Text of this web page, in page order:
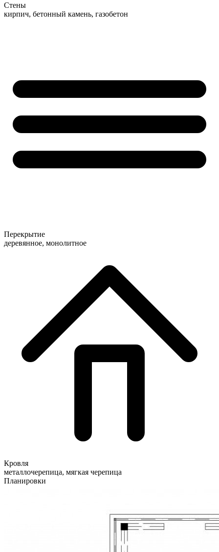
Стены
кирпич, бетонный камень, газобетон
Перекрытие
деревянное, монолитное
Кровля
металлочерепица, мягкая черепица
Планировки